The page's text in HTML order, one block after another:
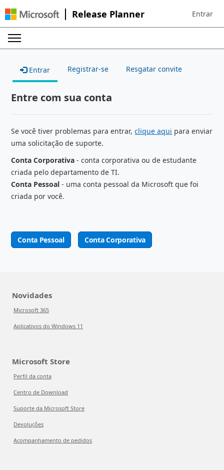
Release Planner Sign in to
Entrar
Entrar Registrar-se Resgatar convite
Entre com sua conta
Se você tiver problemas para entrar,clique aqui para enviar
uma solicitação de suporte.
Conta Corporativa - conta corporativa ou de estudante
criada pelo departamento de TI.
Conta Pessoal - uma conta pessoal da Microsoft que foi
criada por você.
Conta Pessoal Conta Corporativa
Novidades
Microsoft 365
Aplicativos do Windows 11
Microsoft Store
Perfil da conta
Centro de Download
Suporte da Microsoft Store
Devoluções
Acompanhamento de pedidos